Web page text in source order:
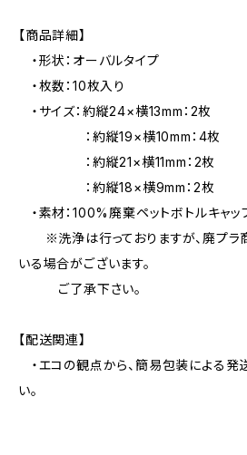
【商品詳細】
・形状：オーバルタイプ
・枚数：10枚入り
・サイズ：約縦24×横13mm：2枚
：約縦19×横10mm：4枚
：約縦21×横11mm：2枚
：約縦18×横9mm：2枚
・素材：100%廃棄ペットボトルキャ
※洗浄は行っておりますが、廃プラ
いる場合がございます。
ご了承下さい。
【配送関連】
・エコの観点から、簡易包装による発
い。